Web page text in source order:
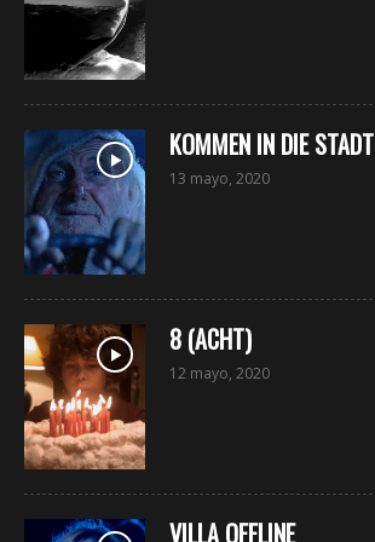
KOMMEN IN DIE STADT
13 mayo, 2020
8 (ACHT)
12 mayo, 2020
VILLA OFFLINE